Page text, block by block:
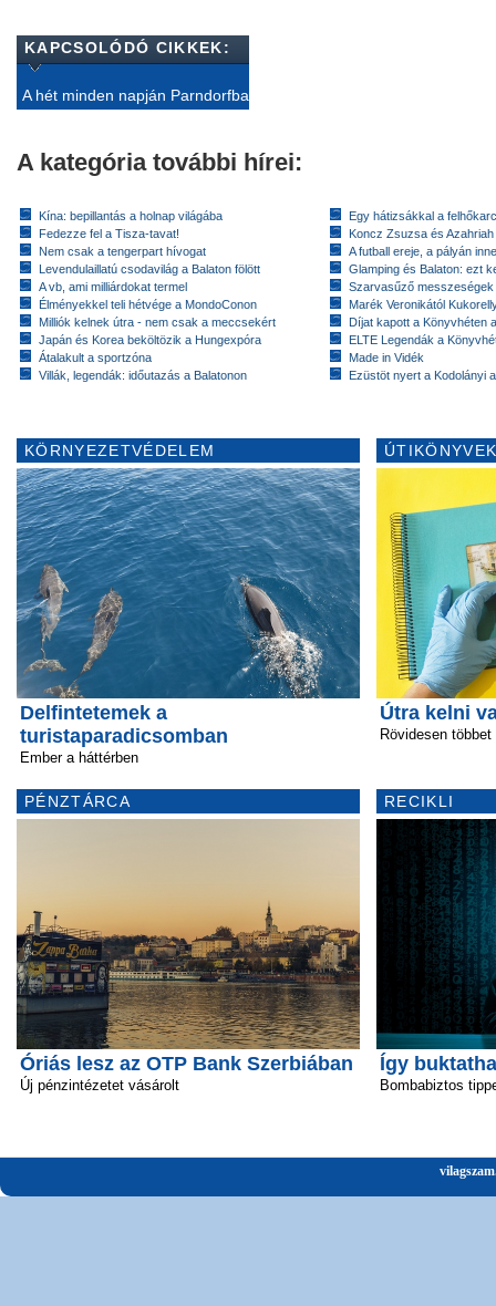
KAPCSOLÓDÓ CIKKEK:
A hét minden napján Parndorfba
A kategória további hírei:
Kína: bepillantás a holnap világába
Fedezze fel a Tisza-tavat!
Nem csak a tengerpart hívogat
Levendulaillatú csodavilág a Balaton fölött
A vb, ami milliárdokat termel
Élményekkel teli hétvége a MondoConon
Milliók kelnek útra - nem csak a meccsekért
Japán és Korea beköltözik a Hungexpóra
Átalakult a sportzóna
Villák, legendák: időutazás a Balatonon
Egy hátizsákkal a
Koncz Zsuzsa és
A futball ereje, a pályán
Glamping és Balaton: ezt
Szarvasűző messzeségek
Marék Veronikától
Díjat kapott a Könyvhéten
ELTE Legendák a
Made in Vidék
Ezüstöt nyert a Kodolányi
KÖRNYEZETVÉDELEM
Delfintetemek a
turistaparadicsomban
Ember a háttérben
PÉNZTÁRCA
Óriás lesz az OTP Bank Szerbiában
Új pénzintézetet vásárolt
Útra kelni
Rövidesen
RECIKLI
Így
Bombabiztos